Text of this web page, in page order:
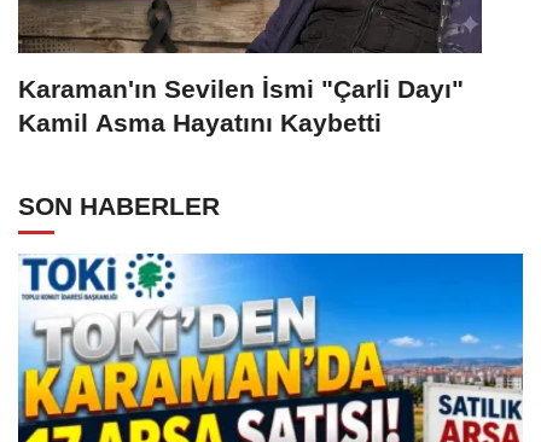
Karaman'ın Sevilen İsmi "Çarli Dayı"
Kamil Asma Hayatını Kaybetti
SON HABERLER